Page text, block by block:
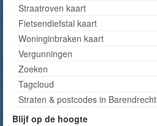
Straatroven kaart
Fietsendiefstal kaart
Woninginbraken kaart
Vergunningen
Zoeken
Tagcloud
Straten & postcodes in Barendrecht
Blijf op de hoogte